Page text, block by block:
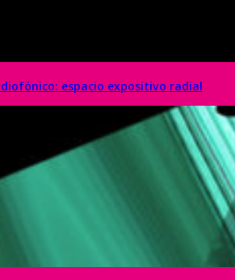
espacio expositivo radial